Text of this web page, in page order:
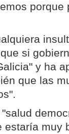
porque
si
y ha
que las
estaría muy